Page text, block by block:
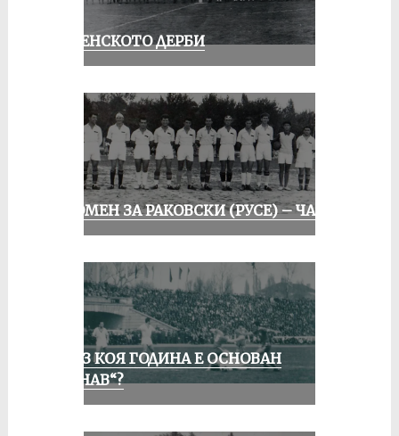
РУСЕНСКОТО ДЕРБИ
СПОМЕН ЗА РАКОВСКИ (РУСЕ) – ЧАСТ I
ПРЕЗ КОЯ ГОДИНА Е ОСНОВАН
„ДУНАВ“?